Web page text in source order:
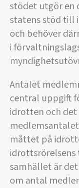
stödet utgör en
statens stöd till
och behöver
i
Antalet
central uppgift
idrotten och
måttet på
samhället är
om antal